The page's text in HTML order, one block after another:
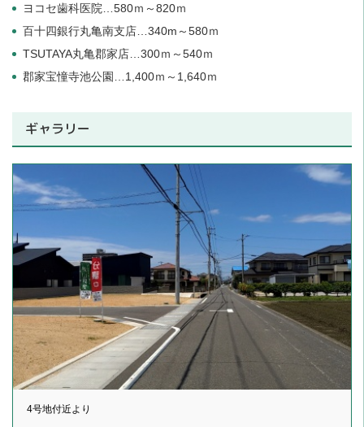
ヨコセ歯科医院…580ｍ～820ｍ
百十四銀行丸亀南支店…340m～580ｍ
TSUTAYA丸亀郡家店…300ｍ～540ｍ
郡家宝憧寺池公園…1,400ｍ～1,640ｍ
ギャラリー
4号地付近より